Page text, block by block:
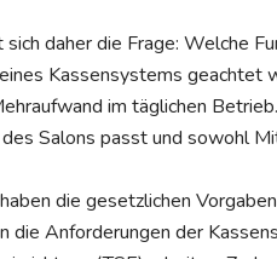
daher die Frage: Welche
Kassensystems geachtet
im täglichen
Salons passt und sowohl
die gesetzlichen
die Anforderungen der